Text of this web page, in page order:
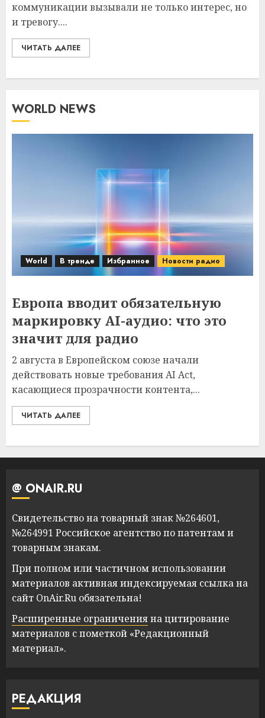
коммуникации вызывали не только интерес, но
и тревогу....
ЧИТАТЬ ДАЛЕЕ
WORLD NEWS
World В тренде Избранное Новости радио
Европа вводит обязательную
маркировку AI-аудио: что это
значит для радио
2 августа в Европейском союзе начали
действовать новые требования AI Act,
касающиеся прозрачности контента,...
ЧИТАТЬ ДАЛЕЕ
@ ONAIR.RU
Свидетельство на товарный знак №264601,
№264991 Российское агентство по патентам и
товарным знакам.
При полном или частичном использовании
материалов активная индексируемая ссылка на
сайт OnAir.Ru обязательна!
Расширенные ограниченияна цитирование
материалов с пометкой «Редакционный
материал».
РЕДАКЦИЯ